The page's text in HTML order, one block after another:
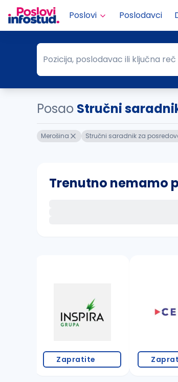
Poslovi Poslodavci
Pozicija, poslodavac ili ključna reč
Pozicija, poslodavac ili ključna reč
Posao Stručni
Merošina Stručni saradnik za
Trenutno nemamo
proverite pravopisne
povećajte radijus za
Zapratite